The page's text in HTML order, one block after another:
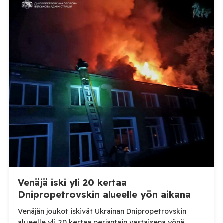
WOAH:n kautta että suoraan Venäjän
eläinlääkintäviranomaisille. Ruokavirasto kertoi Posi
TV:lle tarkempia tietoja Suomen ensimmäisestä
afrikkalaisen sikaruton tapauksesta sekä
eläintautitietojen vaihdosta […]
Venäjä iski yli 20 kertaa
Dnipropetrovskin alueelle yön aikana
Venäjän joukot iskivät Ukrainan Dnipropetrovskin